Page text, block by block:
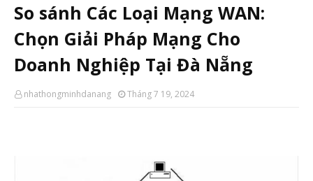
So sánh Các Loại Mạng WAN:
Chọn Giải Pháp Mạng Cho
Doanh Nghiệp Tại Đà Nẵng
nhathongminhdanang Tháng 7 19, 2024